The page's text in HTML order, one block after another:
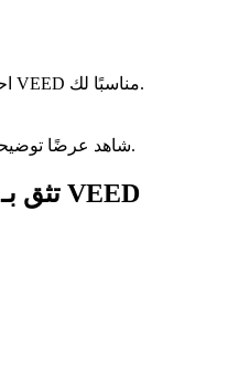
احصل على المساعدة لتقييم ما إذا كان VEED مناسبًا لك.
شاهد عرضًا توضيحيًا عن كيفية مساعدة الميزات لحالتك.
76% من شركات Fortune 500 تثق بـ VEED